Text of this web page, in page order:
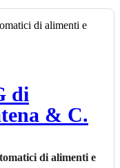
di
& C.
di alimenti e